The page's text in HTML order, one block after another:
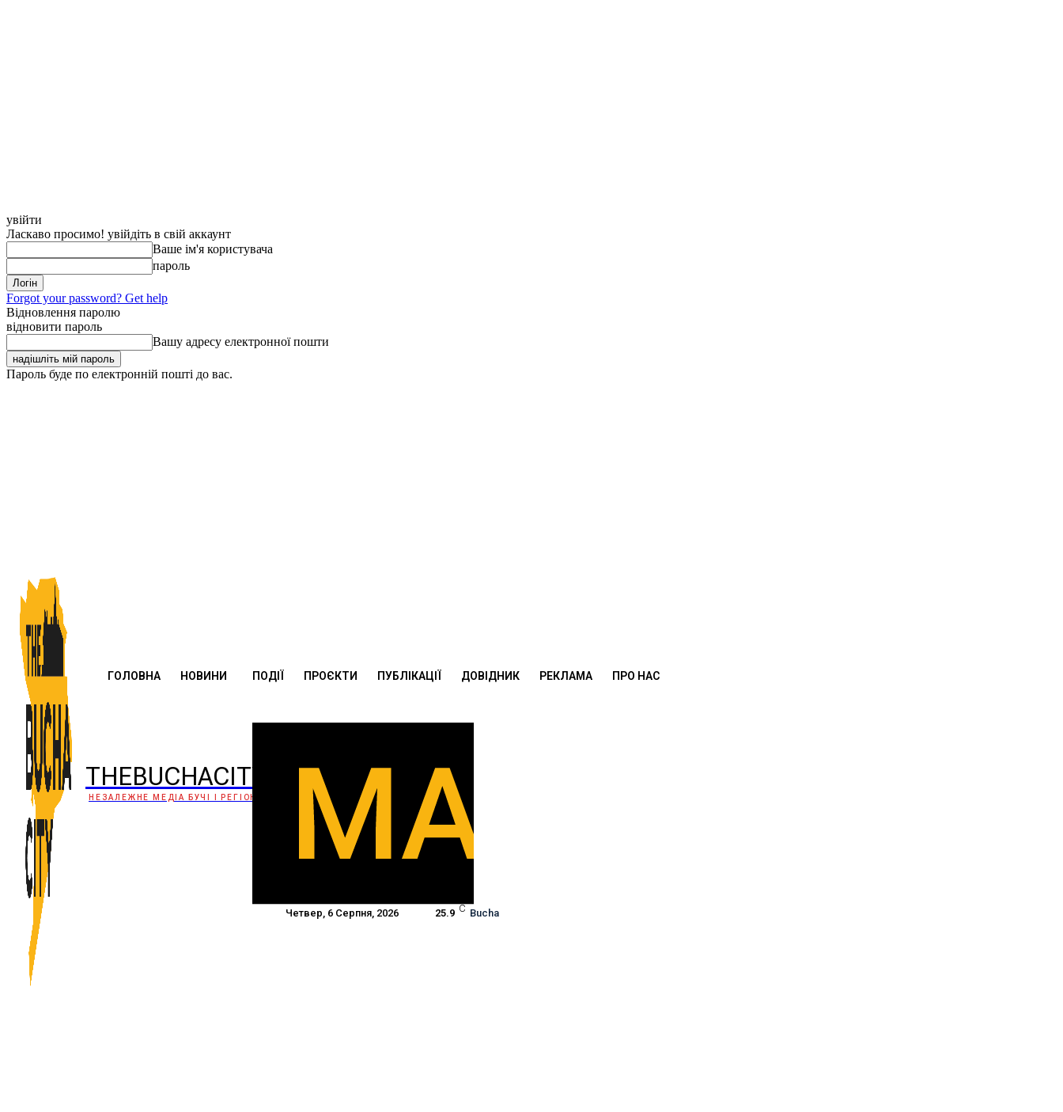
увійти
Ласкаво просимо! увійдіть в свій аккаунт
Ваше ім'я користувача
пароль
Forgot your password? Get help
Відновлення паролю
відновити пароль
Вашу адресу електронної пошти
Пароль буде по електронній пошті до вас.
THEBUCHACITY
НЕЗАЛЕЖНЕ МЕДІА БУЧІ І РЕГІОНУ
ГОЛОВНА НОВИНИ ПОДІЇ ПРОЄКТИ ПУБЛІКАЦІЇ ДОВІДНИК РЕКЛАМА ПРО НАС
Четвер, 6 Серпня, 2026 25.9 C Bucha